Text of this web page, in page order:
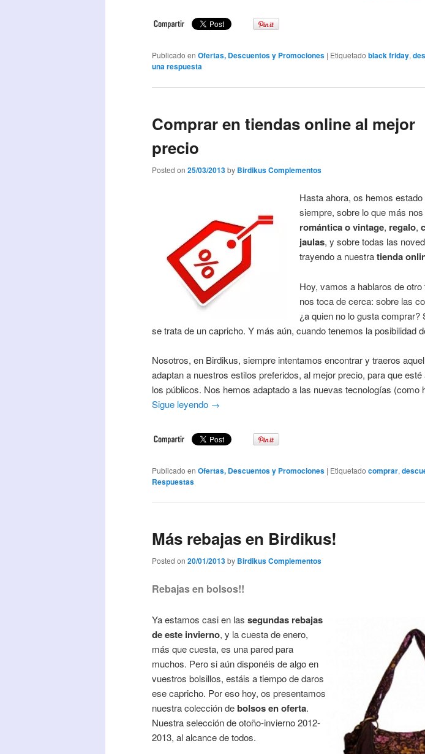
Publicado en Ofertas, Descuentos y Promociones | Etiquetado black friday,
una respuesta
Comprar en tiendas online al mejor
precio
Posted on 25/03/2013by Birdikus Complementos
Hasta ahora, os hemos
siempre, sobre lo que más
romántica o vintage, regalo,
jaulas, y sobre todas las
trayendo a nuestratienda
Hoy, vamos a hablaros de
nos toca de cerca: sobre las
¿a quien no lo gusta comprar?
se trata de un capricho. Y más aún, cuando tenemos la posibilidad
Nosotros, en Birdikus, siempre intentamos encontrar y traeros
adaptan a nuestros estilos preferidos, al mejor precio, para que
los públicos. Nos hemos adaptado a las nuevas tecnologías (como
Sigue leyendo →
Publicado en Ofertas, Descuentos y Promociones | Etiquetado comprar,
Respuestas
Más rebajas en Birdikus!
Posted on 20/01/2013by Birdikus Complementos
Rebajas en bolsos!!
Ya estamos casi en las segundas rebajas
de este invierno, y la cuesta de enero,
más que cuesta, es una pared para
muchos. Pero si aún disponéis de algo en
vuestros bolsillos, estáis a tiempo de daros
ese capricho. Por eso hoy, os presentamos
nuestra colección debolsos en oferta.
Nuestra selección de otoño-invierno 2012-
2013, al alcance de todos.